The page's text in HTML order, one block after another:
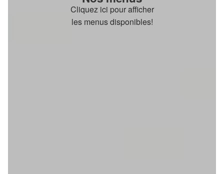
Cliquez ici pour afficher
les menus disponibles!